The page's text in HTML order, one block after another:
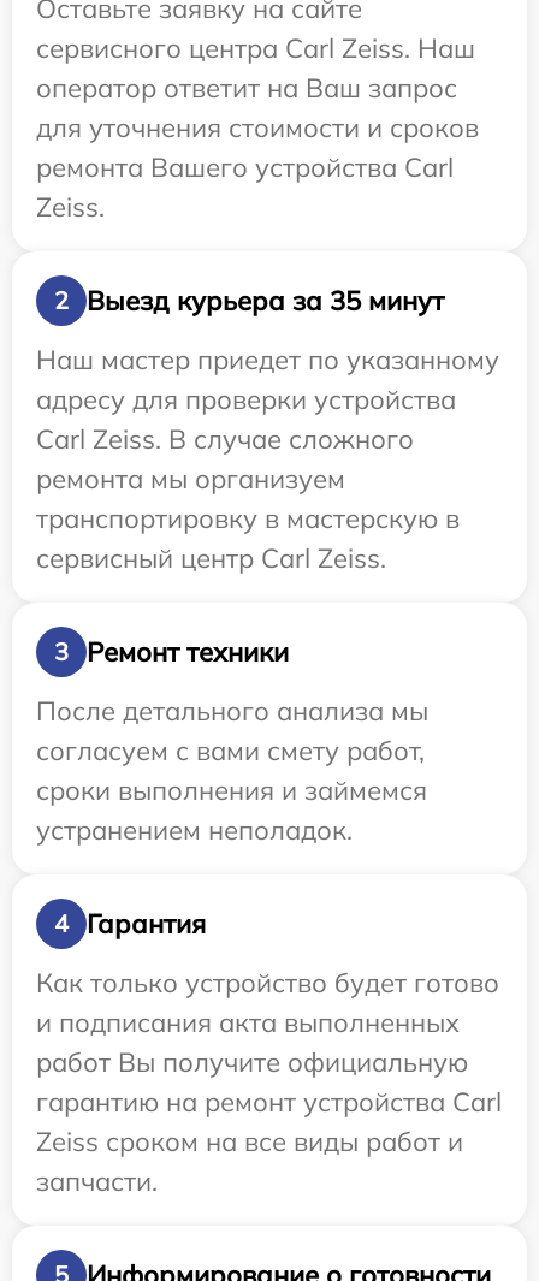
Оставьте заявку на сайте
сервисного центра Carl Zeiss. Наш
оператор ответит на Ваш запрос
для уточнения стоимости и сроков
ремонта Вашего устройства Carl
Zeiss.
2
Выезд курьера за 35 минут
Наш мастер приедет по указанному
адресу для проверки устройства
Carl Zeiss. В случае сложного
ремонта мы организуем
транспортировку в мастерскую в
сервисный центр Carl Zeiss.
3
Ремонт техники
После детального анализа мы
согласуем с вами смету работ,
сроки выполнения и займемся
устранением неполадок.
4
Гарантия
Как только устройство будет готово
и подписания акта выполненных
работ Вы получите официальную
гарантию на ремонт устройства Carl
Zeiss сроком на все виды работ и
запчасти.
5